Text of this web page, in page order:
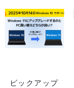
ピックアップ